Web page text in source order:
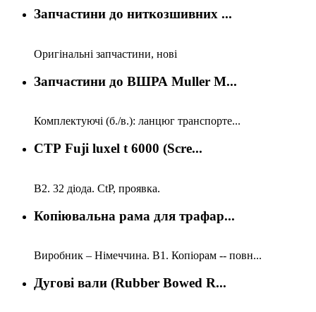
Запчастини до ниткозшивних ...
Оригінальні запчастини, нові
Запчастини до ВШРА Muller M...
Комплектуючі (б./в.): ланцюг транспорте...
СТР Fuji luxel t 6000 (Scre...
В2. 32 діода. CtP, проявка.
Копіювальна рама для трафар...
Виробник – Німеччина. В1. Копіорам -- повн...
Дугові вали (Rubber Bowed R...